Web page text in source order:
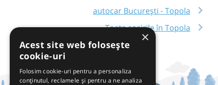
autocar București - Topola
Toate sosirile în Topola
×
Acest site web folosește
cookie-uri
Folosim cookie-uri pentru a personaliza
conținutul, reclamele și pentru a ne analiza